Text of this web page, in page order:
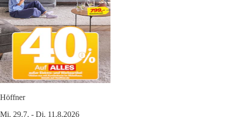
Höffner
Mi. 29.7. - Di. 11.8.2026